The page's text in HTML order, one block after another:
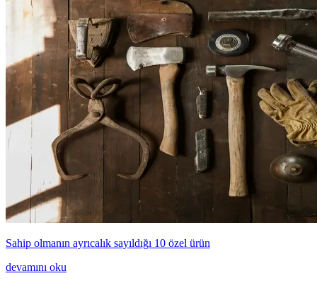
Sahip olmanın ayrıcalık sayıldığı 10 özel ürün
devamını oku